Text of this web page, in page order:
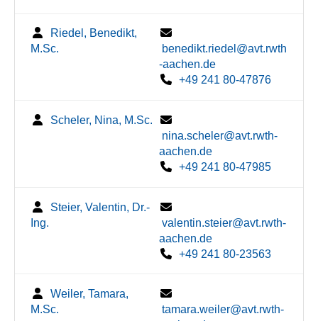
Riedel, Benedikt,
M.Sc.
benedikt.riedel@avt.rwth
-aachen.de
+49 241 80-47876
Scheler, Nina, M.Sc.
nina.scheler@avt.rwth-
aachen.de
+49 241 80-47985
Steier, Valentin, Dr.-
Ing.
valentin.steier@avt.rwth-
aachen.de
+49 241 80-23563
Weiler, Tamara,
M.Sc.
tamara.weiler@avt.rwth-